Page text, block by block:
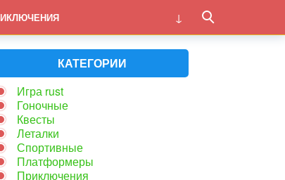
КАТЕГОРИИ
Игра rust
Гоночные
Квесты
Леталки
Спортивные
Платформеры
Приключения